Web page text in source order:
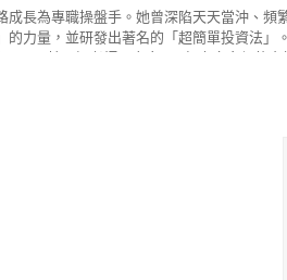
長為專職操盤手。她曾深陷天天當沖、頻
力量，並研發出著名的「超簡單投資法」
題，林恩如老師以自身 28 年真金白銀的市
有紀律的方法，看懂市場、掌握趨勢。 2
具全攻略 1. 長線聚寶盆 PLUS (APP/PC)
旺旺來Android下載 >>https://cmy.tw/